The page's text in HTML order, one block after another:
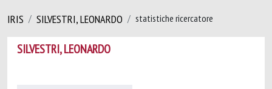
IRIS SILVESTRI, LEONARDO statistiche ricercatore
SILVESTRI, LEONARDO